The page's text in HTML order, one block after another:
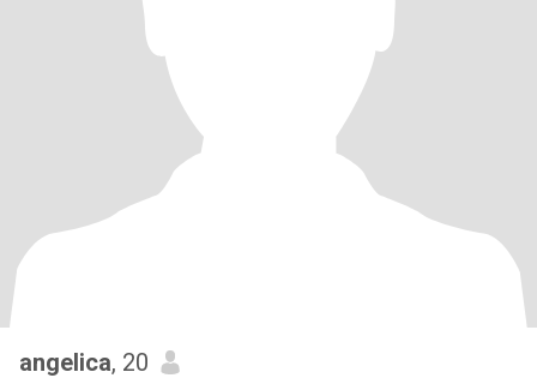
angelica, 20